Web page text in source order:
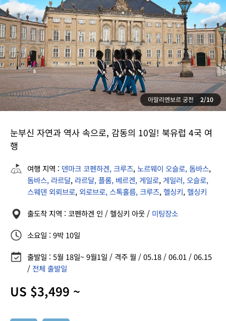
아말리엔보르 궁전 2/10
눈부신 자연과 역사 속으로, 감동의 10일! 북유럽 4국 여
행
여행 지역 : 덴마크 코펜하겐, 크루즈, 노르웨이 오슬로, 돔바스,
돔바스, 라르달, 라르달, 플롬, 베르겐, 게일로, 게일러, 오슬로,
스웨덴 외뢰브로, 외로브로, 스톡홀름, 크루즈, 헬싱키, 헬싱키
출도착 지역 : 코펜하겐 인 / 헬싱키 아웃 / 미팅장소
소요일 : 9박 10일
출발일 : 5월 18일~ 9월1일 / 격주 월 / 05.18 / 06.01 / 06.15
/ 전체 출발일
US $3,499 ~